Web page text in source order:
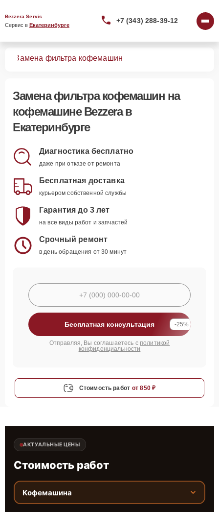
Bezzera Servis
Сервис в Екатеринбурге
+7 (343) 288-39-12
Замена фильтра кофемашин
Замена фильтра кофемашин на
кофемашине Bezzera в
Екатеринбурге
Диагностика бесплатно
даже при отказе от ремонта
Бесплатная доставка
курьером собственной службы
Гарантия до 3 лет
на все виды работ и запчастей
Срочный ремонт
в день обращения от 30 минут
Бесплатная консультация -25%
Отправляя, Вы соглашаетесь с политикой
конфиденциальности
Стоимость работ от 850 ₽
АКТУАЛЬНЫЕ ЦЕНЫ
Стоимость работ
Кофемашина